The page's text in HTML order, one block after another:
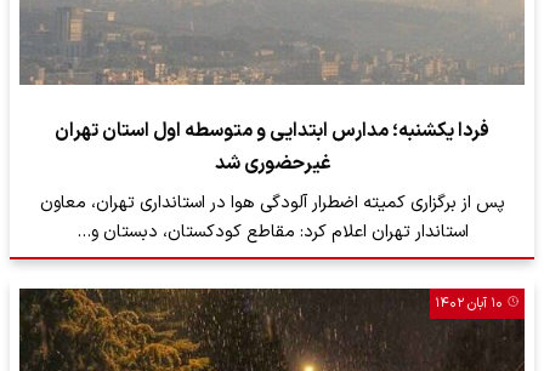
فردا یکشنبه؛ مدارس ابتدایی و متوسطه اول استان تهران
غیرحضوری شد
پس از برگزاری کمیته اضطرار آلودگی هوا در استانداری تهران، معاون
استاندار تهران اعلام کرد: مقاطع کودکستان، دبستان و…
۱۰ آبان ۱۴۰۲